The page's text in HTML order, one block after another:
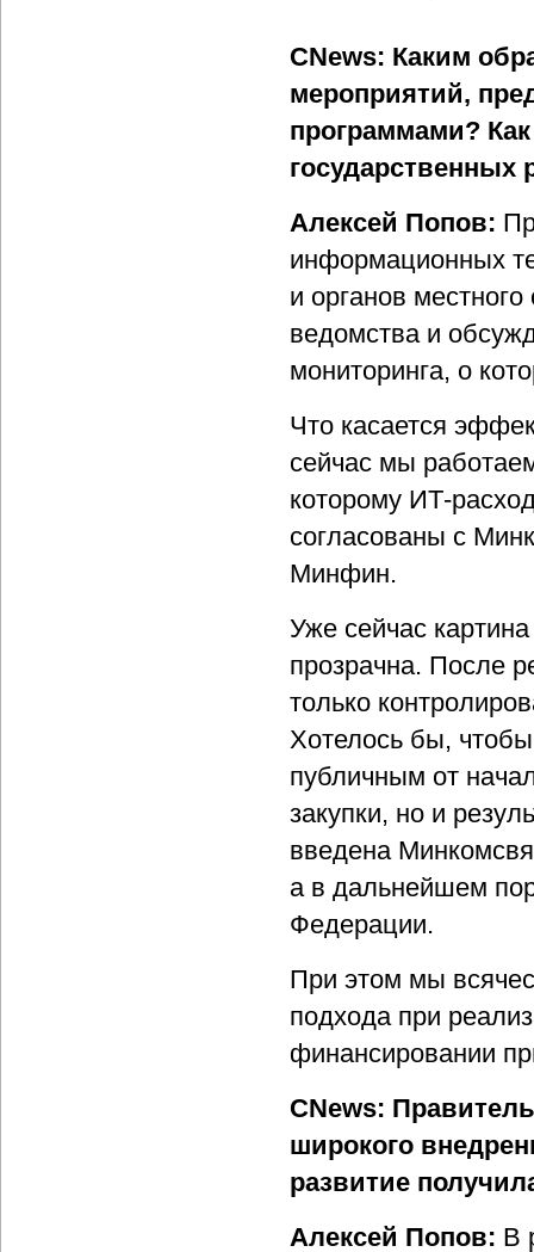
CNews: Каким
мероприятий,
программами?
государственных
Алексей Попов:
информационных
и органов
ведомства и
мониторинга, о
Что касается
сейчас мы
которому ИТ-
согласованы с
Минфин.
Уже сейчас
прозрачна. После
только
Хотелось бы,
публичным от
закупки, но и
введена
а в дальнейшем
Федерации.
При этом мы
подхода при
финансировании
CNews:
широкого
развитие
Алексей Попов: В